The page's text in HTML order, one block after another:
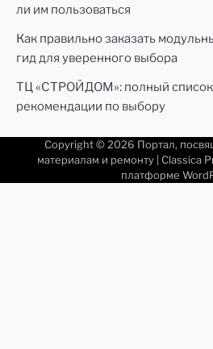
ли им пользоваться
Как правильно заказать
гид для уверенного выбора
ТЦ «СТРОЙДОМ»: полный список
рекомендации по выбору
Copyright © 2026 Портал,
материалам и ремонту| Classica
платформе